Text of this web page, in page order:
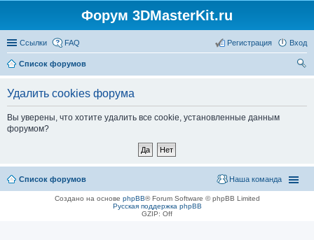
Форум 3DMasterKit.ru
Ссылки FAQ Вход
Регистрация
Список форумов
Удалить cookies форума
Вы уверены, что хотите удалить все cookie, установленные данным
форумом?
Список форумов Наша команда
Создано на основе phpBB® Forum Software © phpBB Limited
Русская поддержка phpBB
GZIP: Off